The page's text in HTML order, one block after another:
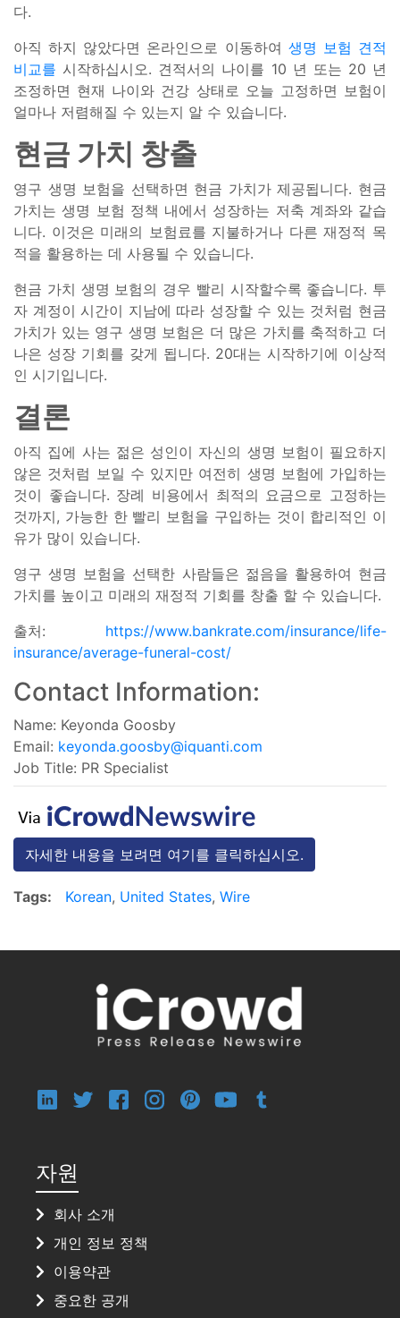
다.
아직 하지 않았다면 온라인으로 이동하여 생명 보험 견적
비교를 시작하십시오. 견적서의 나이를 10 년 또는 20 년
조정하면 현재 나이와 건강 상태로 오늘 고정하면 보험이
얼마나 저렴해질 수 있는지 알 수 있습니다.
현금 가치 창출
영구 생명 보험을 선택하면 현금 가치가 제공됩니다. 현금
가치는 생명 보험 정책 내에서 성장하는 저축 계좌와 같습
니다. 이것은 미래의 보험료를 지불하거나 다른 재정적 목
적을 활용하는 데 사용될 수 있습니다.
현금 가치 생명 보험의 경우 빨리 시작할수록 좋습니다. 투
자 계정이 시간이 지남에 따라 성장할 수 있는 것처럼 현금
가치가 있는 영구 생명 보험은 더 많은 가치를 축적하고 더
나은 성장 기회를 갖게 됩니다. 20대는 시작하기에 이상적
인 시기입니다.
결론
아직 집에 사는 젊은 성인이 자신의 생명 보험이 필요하지
않은 것처럼 보일 수 있지만 여전히 생명 보험에 가입하는
것이 좋습니다. 장례 비용에서 최적의 요금으로 고정하는
것까지, 가능한 한 빨리 보험을 구입하는 것이 합리적인 이
유가 많이 있습니다.
영구 생명 보험을 선택한 사람들은 젊음을 활용하여 현금
가치를 높이고 미래의 재정적 기회를 창출 할 수 있습니다.
출처: https://www.bankrate.com/insurance/life-
insurance/average-funeral-cost/
Contact Information:
Name: Keyonda Goosby
Email: keyonda.goosby@iquanti.com
Job Title: PR Specialist
자세한 내용을 보려면 여기를 클릭하십시오.
Tags: Korean, United States, Wire
자원
회사 소개
개인 정보 정책
이용약관
중요한 공개